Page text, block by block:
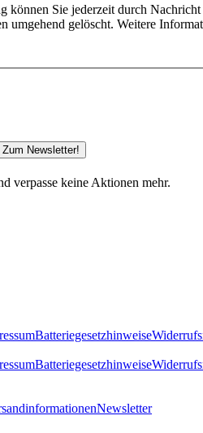
Sie jederzeit durch
umgehend gelöscht. Weitere
Zum Newsletter!
verpasse keine Aktionen mehr.
Batteriegesetzhinweise
Batteriegesetzhinweise
Newsletter